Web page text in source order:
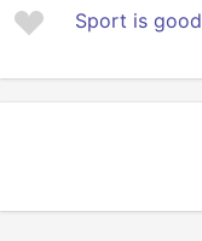
Sport is good